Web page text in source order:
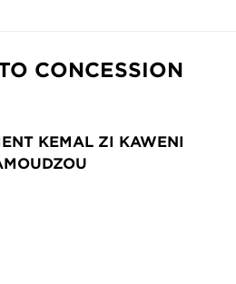
CONCESSION
KEMAL ZI KAWENI